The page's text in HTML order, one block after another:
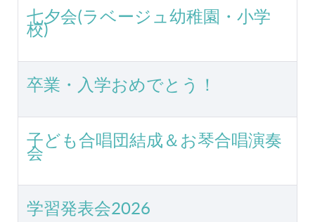
七夕会(ラベージュ幼稚園・小学
校)
卒業・入学おめでとう！
子ども合唱団結成＆お琴合唱演奏
会
学習発表会2026